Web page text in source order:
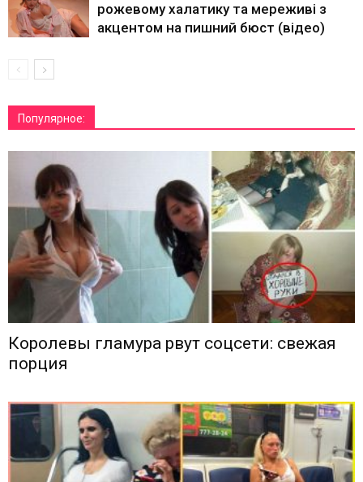
рожевому халатику та мереживі з
акцентом на пишний бюст (відео)
Популярное:
Королевы гламура рвут соцсети: свежая
порция